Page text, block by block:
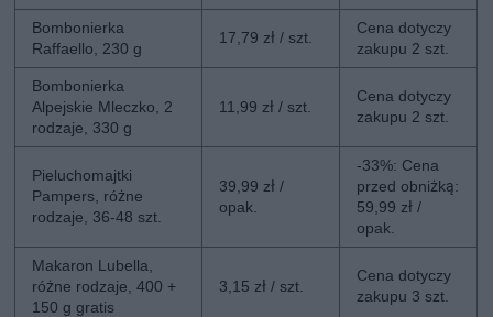
Bombonierka
Raffaello, 230 g
17,79 zł / szt.
Cena dotyczy
zakupu 2 szt.
Bombonierka
Alpejskie Mleczko, 2
rodzaje, 330 g
11,99 zł / szt.
Cena dotyczy
zakupu 2 szt.
Pieluchomajtki
Pampers, różne
rodzaje, 36-48 szt.
39,99 zł /
opak.
-33%: Cena
przed obniżką:
59,99 zł /
opak.
Makaron Lubella,
różne rodzaje, 400 +
150 g gratis
3,15 zł / szt.
Cena dotyczy
zakupu 3 szt.